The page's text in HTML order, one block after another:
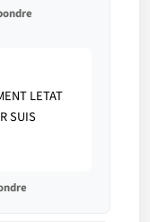
LETAT
SUIS